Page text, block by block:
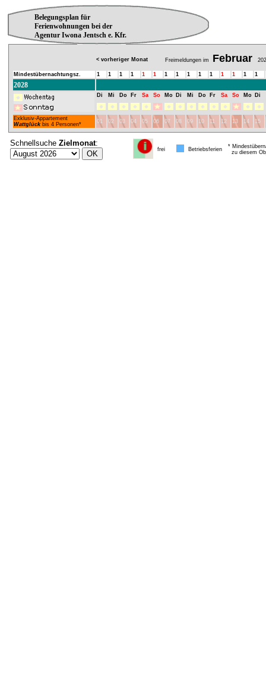
Belegungsplan für
Ferienwohnungen bei der
Agentur Iwona Jentsch e. Kfr.
< vorheriger Monat Freimeldungen im Februar
Mindestübernachtungsz. 1 1 1 1 1 1 1 1 1 1 1 1 1 1 1
2028
Di Mi Do Fr Sa So Mo Di Mi Do Fr Sa So Mo Di
Exklusiv-Appartement
Wattglück bis 4 Personen* 01 02 03 04 05 06 07 08 09 10 11 12 13 14 15
Schnellsuche Zielmonat:
frei Betriebsferien
*
zu diesem